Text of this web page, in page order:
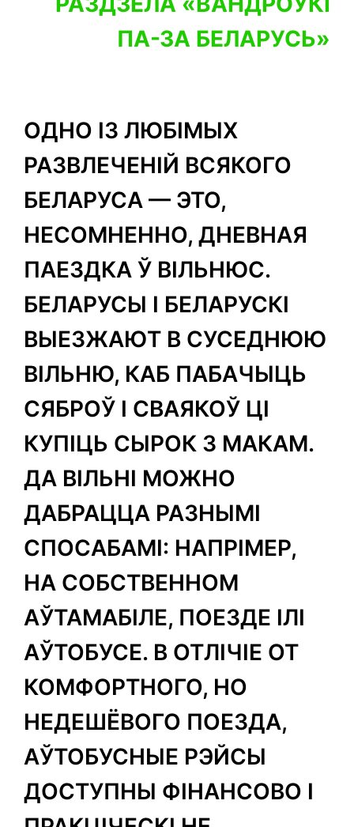
ПА-ЗА БЕЛАРУСЬ»
ОДНО ІЗ ЛЮБІМЫХ
РАЗВЛЕЧЕНІЙ ВСЯКОГО
БЕЛАРУСА — ЭТО,
НЕСОМНЕННО, ДНЕВНАЯ
ПАЕЗДКА Ў ВІЛЬНЮС.
БЕЛАРУСЫ І БЕЛАРУСКІ
ВЫЕЗЖАЮТ В СУСЕДНЮЮ
ВІЛЬНЮ, КАБ ПАБАЧЫЦЬ
СЯБРОЎ І СВАЯКОЎ ЦІ
КУПІЦЬ СЫРОК З МАКАМ.
ДА ВІЛЬНІ МОЖНО
ДАБРАЦЦА РАЗНЫМІ
СПОСАБАМІ: НАПРІМЕР,
НА СОБСТВЕННОМ
АЎТАМАБІЛЕ, ПОЕЗДЕ ІЛІ
АЎТОБУСЕ. В ОТЛІЧІЕ ОТ
КОМФОРТНОГО, НО
НЕДЕШЁВОГО ПОЕЗДА,
АЎТОБУСНЫЕ РЭЙСЫ
ДОСТУПНЫ ФІНАНСОВО І